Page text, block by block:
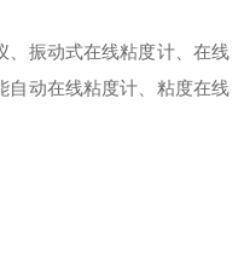
、振动式在线粘度计、在线
自动在线粘度计、粘度在线